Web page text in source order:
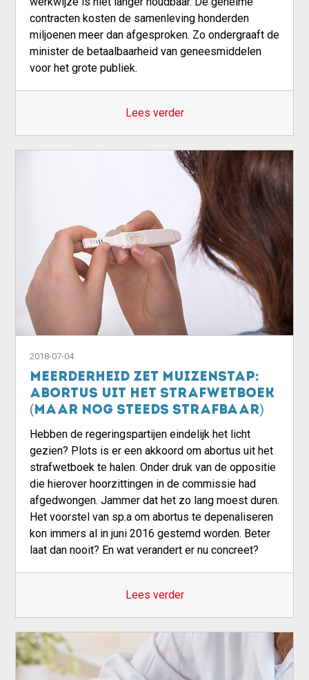
contracten kosten de samenleving honderden
miljoenen meer dan afgesproken. Zo ondergraaft de
minister de betaalbaarheid van geneesmiddelen
voor het grote publiek.
Lees verder
2018-07-04
Meerderheid zet muizenstap:
abortus uit het strafwetboek
(maar nog steeds strafbaar)
Hebben de regeringspartijen eindelijk het licht
gezien? Plots is er een akkoord om abortus uit het
strafwetboek te halen. Onder druk van de oppositie
die hierover hoorzittingen in de commissie had
afgedwongen. Jammer dat het zo lang moest duren.
Het voorstel van sp.a om abortus te depenaliseren
kon immers al in juni 2016 gestemd worden. Beter
laat dan nooit? En wat verandert er nu concreet?
Lees verder